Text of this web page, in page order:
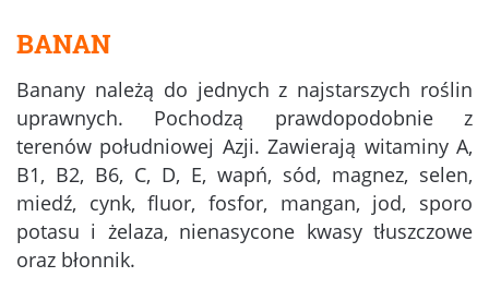
BANAN
Banany należą do jednych z najstarszych roślin
uprawnych. Pochodzą prawdopodobnie z
terenów południowej Azji. Zawierają witaminy A,
B1, B2, B6, C, D, E, wapń, sód, magnez, selen,
miedź, cynk, fluor, fosfor, mangan, jod, sporo
potasu i żelaza, nienasycone kwasy tłuszczowe
oraz błonnik.